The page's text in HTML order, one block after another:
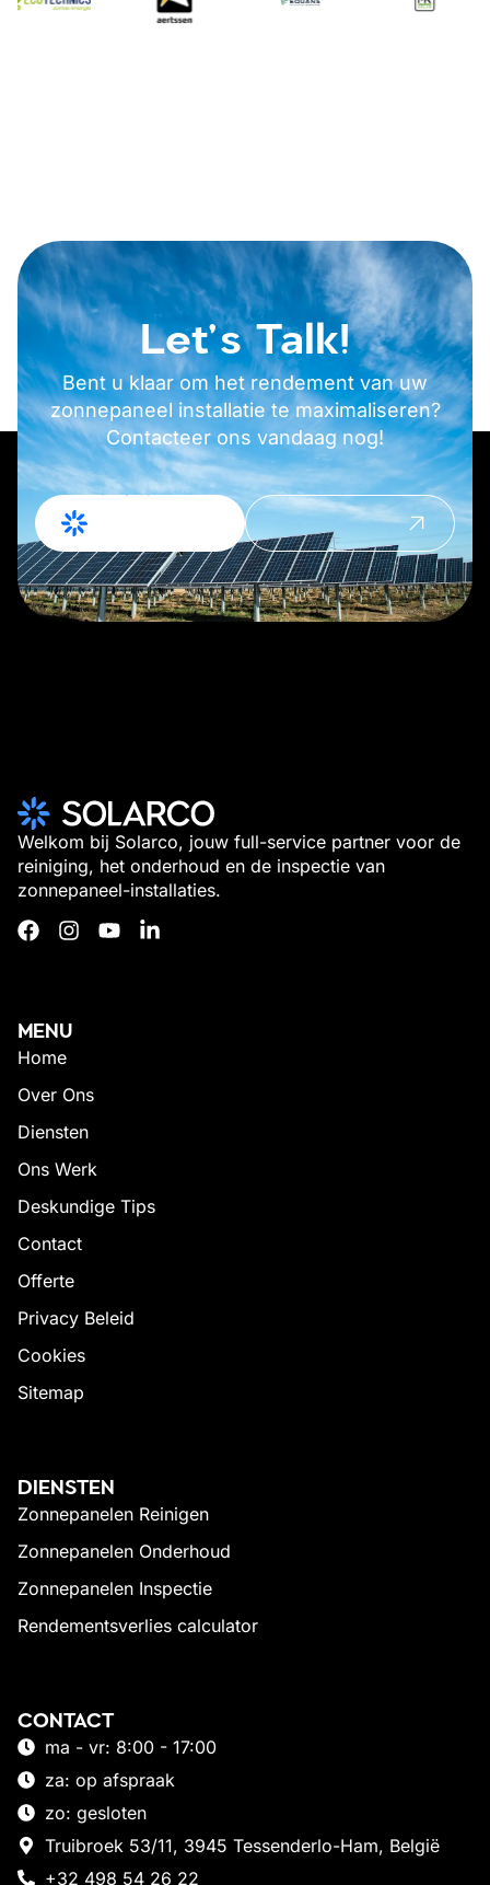
Let's Talk!
Bent u klaar om het rendement van uw
zonnepaneel installatie te maximaliseren?
Contacteer ons vandaag nog!
Offerte
Aanvragen
Contact
opnemen
Welkom bij Solarco, jouw full-service partner voor de
reiniging, het onderhoud en de inspectie van
zonnepaneel-installaties.
MENU
Home
Over Ons
Diensten
Ons Werk
Deskundige Tips
Contact
Offerte
Privacy Beleid
Cookies
Sitemap
DIENSTEN
Zonnepanelen Reinigen
Zonnepanelen Onderhoud
Zonnepanelen Inspectie
Rendementsverlies calculator
CONTACT
ma - vr: 8:00 - 17:00
za: op afspraak
zo: gesloten
Truibroek 53/11, 3945 Tessenderlo-Ham, België
+32 498 54 26 22